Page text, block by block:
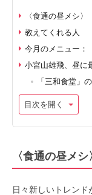
〈食通の昼メシ〉
教えてくれる人
今月のメニュー：
小宮山雄飛、昼に
「三和食堂」
目次を開く
〈食通の昼メシ
日々新しいトレン